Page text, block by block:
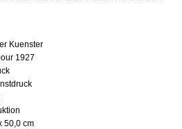
Kuenster
1927
50,0 cm